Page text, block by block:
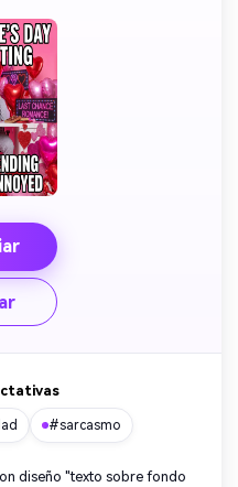
#sarcasmo
diseño "texto sobre fondo